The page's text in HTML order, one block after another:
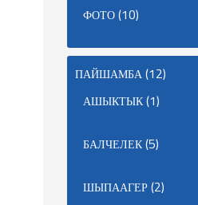
ФОТО(10)
ПАЙШАМБА(12)
АШЫКТЫК(1)
БАЛЧЕЛЕК(5)
ШЫПААГЕР(2)